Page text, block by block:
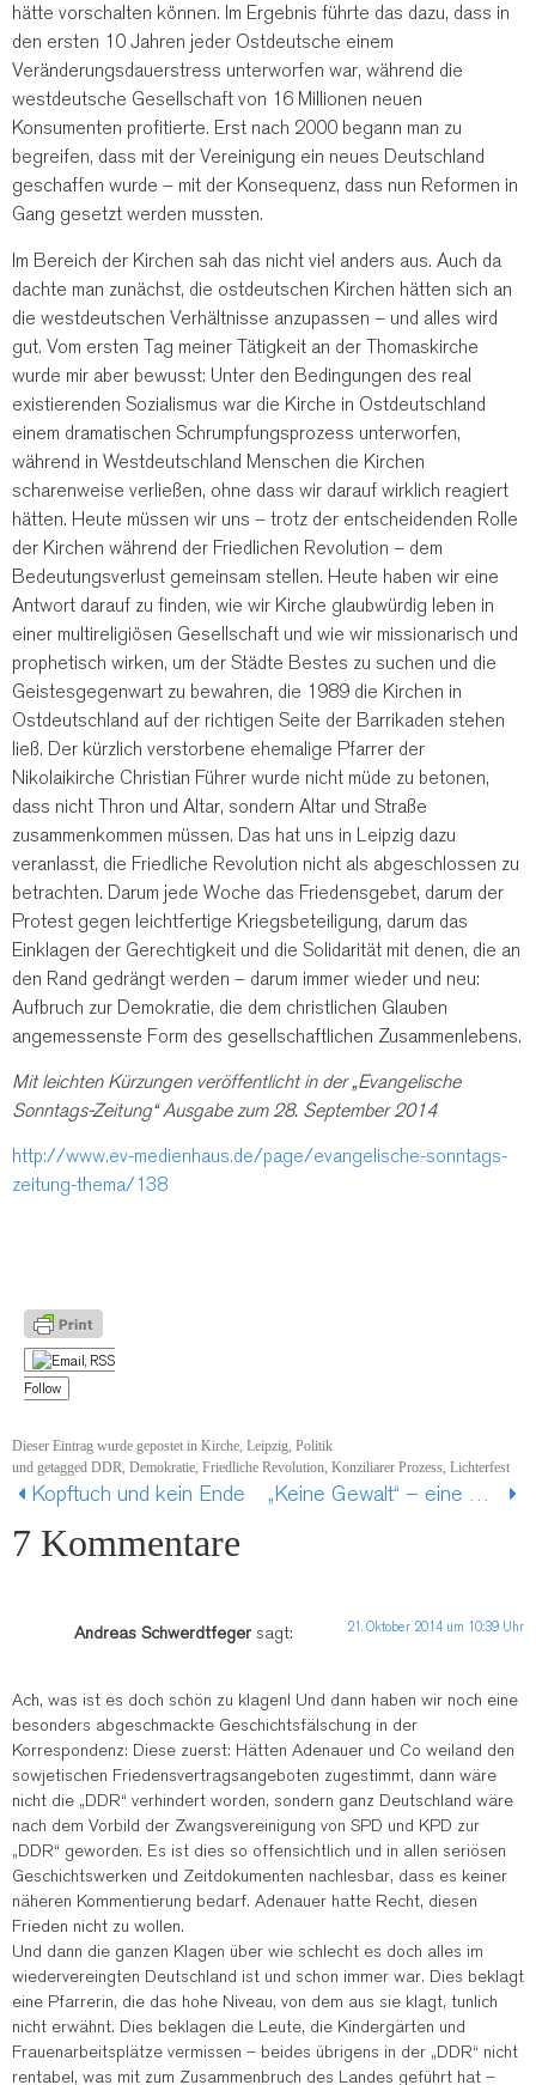
hätte vorschalten können. Im Ergebnis führte das dazu, dass in
den ersten 10 Jahren jeder Ostdeutsche einem
Veränderungsdauerstress unterworfen war, während die
westdeutsche Gesellschaft von 16 Millionen neuen
Konsumenten profitierte. Erst nach 2000 begann man zu
begreifen, dass mit der Vereinigung ein neues Deutschland
geschaffen wurde – mit der Konsequenz, dass nun Reformen in
Gang gesetzt werden mussten.
Im Bereich der Kirchen sah das nicht viel anders aus. Auch da
dachte man zunächst, die ostdeutschen Kirchen hätten sich an
die westdeutschen Verhältnisse anzupassen – und alles wird
gut. Vom ersten Tag meiner Tätigkeit an der Thomaskirche
wurde mir aber bewusst: Unter den Bedingungen des real
existierenden Sozialismus war die Kirche in Ostdeutschland
einem dramatischen Schrumpfungsprozess unterworfen,
während in Westdeutschland Menschen die Kirchen
scharenweise verließen, ohne dass wir darauf wirklich reagiert
hätten. Heute müssen wir uns – trotz der entscheidenden Rolle
der Kirchen während der Friedlichen Revolution – dem
Bedeutungsverlust gemeinsam stellen. Heute haben wir eine
Antwort darauf zu finden, wie wir Kirche glaubwürdig leben in
einer multireligiösen Gesellschaft und wie wir missionarisch und
prophetisch wirken, um der Städte Bestes zu suchen und die
Geistesgegenwart zu bewahren, die 1989 die Kirchen in
Ostdeutschland auf der richtigen Seite der Barrikaden stehen
ließ. Der kürzlich verstorbene ehemalige Pfarrer der
Nikolaikirche Christian Führer wurde nicht müde zu betonen,
dass nicht Thron und Altar, sondern Altar und Straße
zusammenkommen müssen. Das hat uns in Leipzig dazu
veranlasst, die Friedliche Revolution nicht als abgeschlossen zu
betrachten. Darum jede Woche das Friedensgebet, darum der
Protest gegen leichtfertige Kriegsbeteiligung, darum das
Einklagen der Gerechtigkeit und die Solidarität mit denen, die an
den Rand gedrängt werden – darum immer wieder und neu:
Aufbruch zur Demokratie, die dem christlichen Glauben
angemessenste Form des gesellschaftlichen Zusammenlebens.
Mit leichten Kürzungen veröffentlicht in der „Evangelische
Sonntags-Zeitung“ Ausgabe zum 28. September 2014
http://www.ev-medienhaus.de/page/evangelische-sonntags-
zeitung-thema/138
Follow
Dieser Eintrag wurde gepostet in Kirche Leipzig Politik
und getagged DDR Demokratie Friedliche Revolution Konziliarer Prozess Lichterfest
Kopftuch und kein Ende „Keine Gewalt“ – eine Nachlese zum 09. Oktober 2014 in Leipzig
7 Kommentare
Andreas Schwerdtfeger sagt: 21. Oktober 2014 um 10:39 Uhr
Ach, was ist es doch schön zu klagen! Und dann haben wir noch eine
besonders abgeschmackte Geschichtsfälschung in der
Korrespondenz: Diese zuerst: Hätten Adenauer und Co weiland den
sowjetischen Friedensvertragsangeboten zugestimmt, dann wäre
nicht die „DDR“ verhindert worden, sondern ganz Deutschland wäre
nach dem Vorbild der Zwangsvereinigung von SPD und KPD zur
„DDR“ geworden. Es ist dies so offensichtlich und in allen seriösen
Geschichtswerken und Zeitdokumenten nachlesbar, dass es keiner
näheren Kommentierung bedarf. Adenauer hatte Recht, diesen
Frieden nicht zu wollen.
Und dann die ganzen Klagen über wie schlecht es doch alles im
wiedervereingten Deutschland ist und schon immer war. Dies beklagt
eine Pfarrerin, die das hohe Niveau, von dem aus sie klagt, tunlich
nicht erwähnt. Dies beklagen die Leute, die Kindergärten und
Frauenarbeitsplätze vermissen – beides übrigens in der „DDR“ nicht
rentabel, was mit zum Zusammenbruch des Landes geführt hat –